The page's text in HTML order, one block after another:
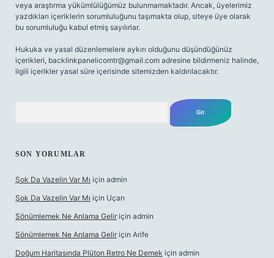
veya araştırma yükümlülüğümüz bulunmamaktadır. Ancak, üyelerimiz
yazdıkları içeriklerin sorumluluğunu taşımakta olup, siteye üye olarak
bu sorumluluğu kabul etmiş sayılırlar.
Hukuka ve yasal düzenlemelere aykırı olduğunu düşündüğünüz
içerikleri, backlinkpanelicomtr@gmail.com adresine bildirmeniz halinde,
ilgili içerikler yasal süre içerisinde sitemizden kaldırılacaktır.
SON YORUMLAR
Şok Da Vazelin Var Mı için admin
Şok Da Vazelin Var Mı için Uçan
Sönümlemek Ne Anlama Gelir için admin
Sönümlemek Ne Anlama Gelir için Arife
Doğum Haritasında Plüton Retro Ne Demek için admin